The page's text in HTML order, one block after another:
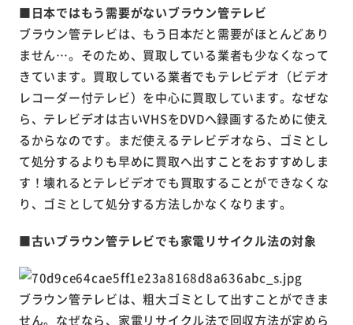
■日本ではもう需要がないブラウン管テレビ
ブラウン管テレビは、もう日本だと需要がほとんどあり
ません…。そのため、買取している業者も少なくなって
きています。買取している業者でもテレビデオ（ビデオ
レコーダー付テレビ）を中心に買取しています。なぜな
ら、テレビデオは古いVHSをDVDへ録画するために使え
るからなのです。まだ使えるテレビデオなら、ゴミとし
て処分するよりも早めに買取へ出すことをおすすめしま
す！壊れるとテレビデオでも買取することができなくな
り、ゴミとして処分する方法しかなくなります。
■古いブラウン管テレビでも家電リサイクル法の対象
ブラウン管テレビは、粗大ゴミとして出すことができま
せん。なぜなら、家電リサイクル法で回収方法が定めら